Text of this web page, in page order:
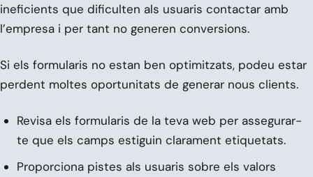
ineficients que dificulten als usuaris contactar amb
l’empresa i per tant no generen conversions.
Si els formularis no estan ben optimitzats, podeu estar
perdent moltes oportunitats de generar nous clients.
Revisa els formularis de la teva web per assegurar-
te que els camps estiguin clarament etiquetats.
Proporciona pistes als usuaris sobre els valors